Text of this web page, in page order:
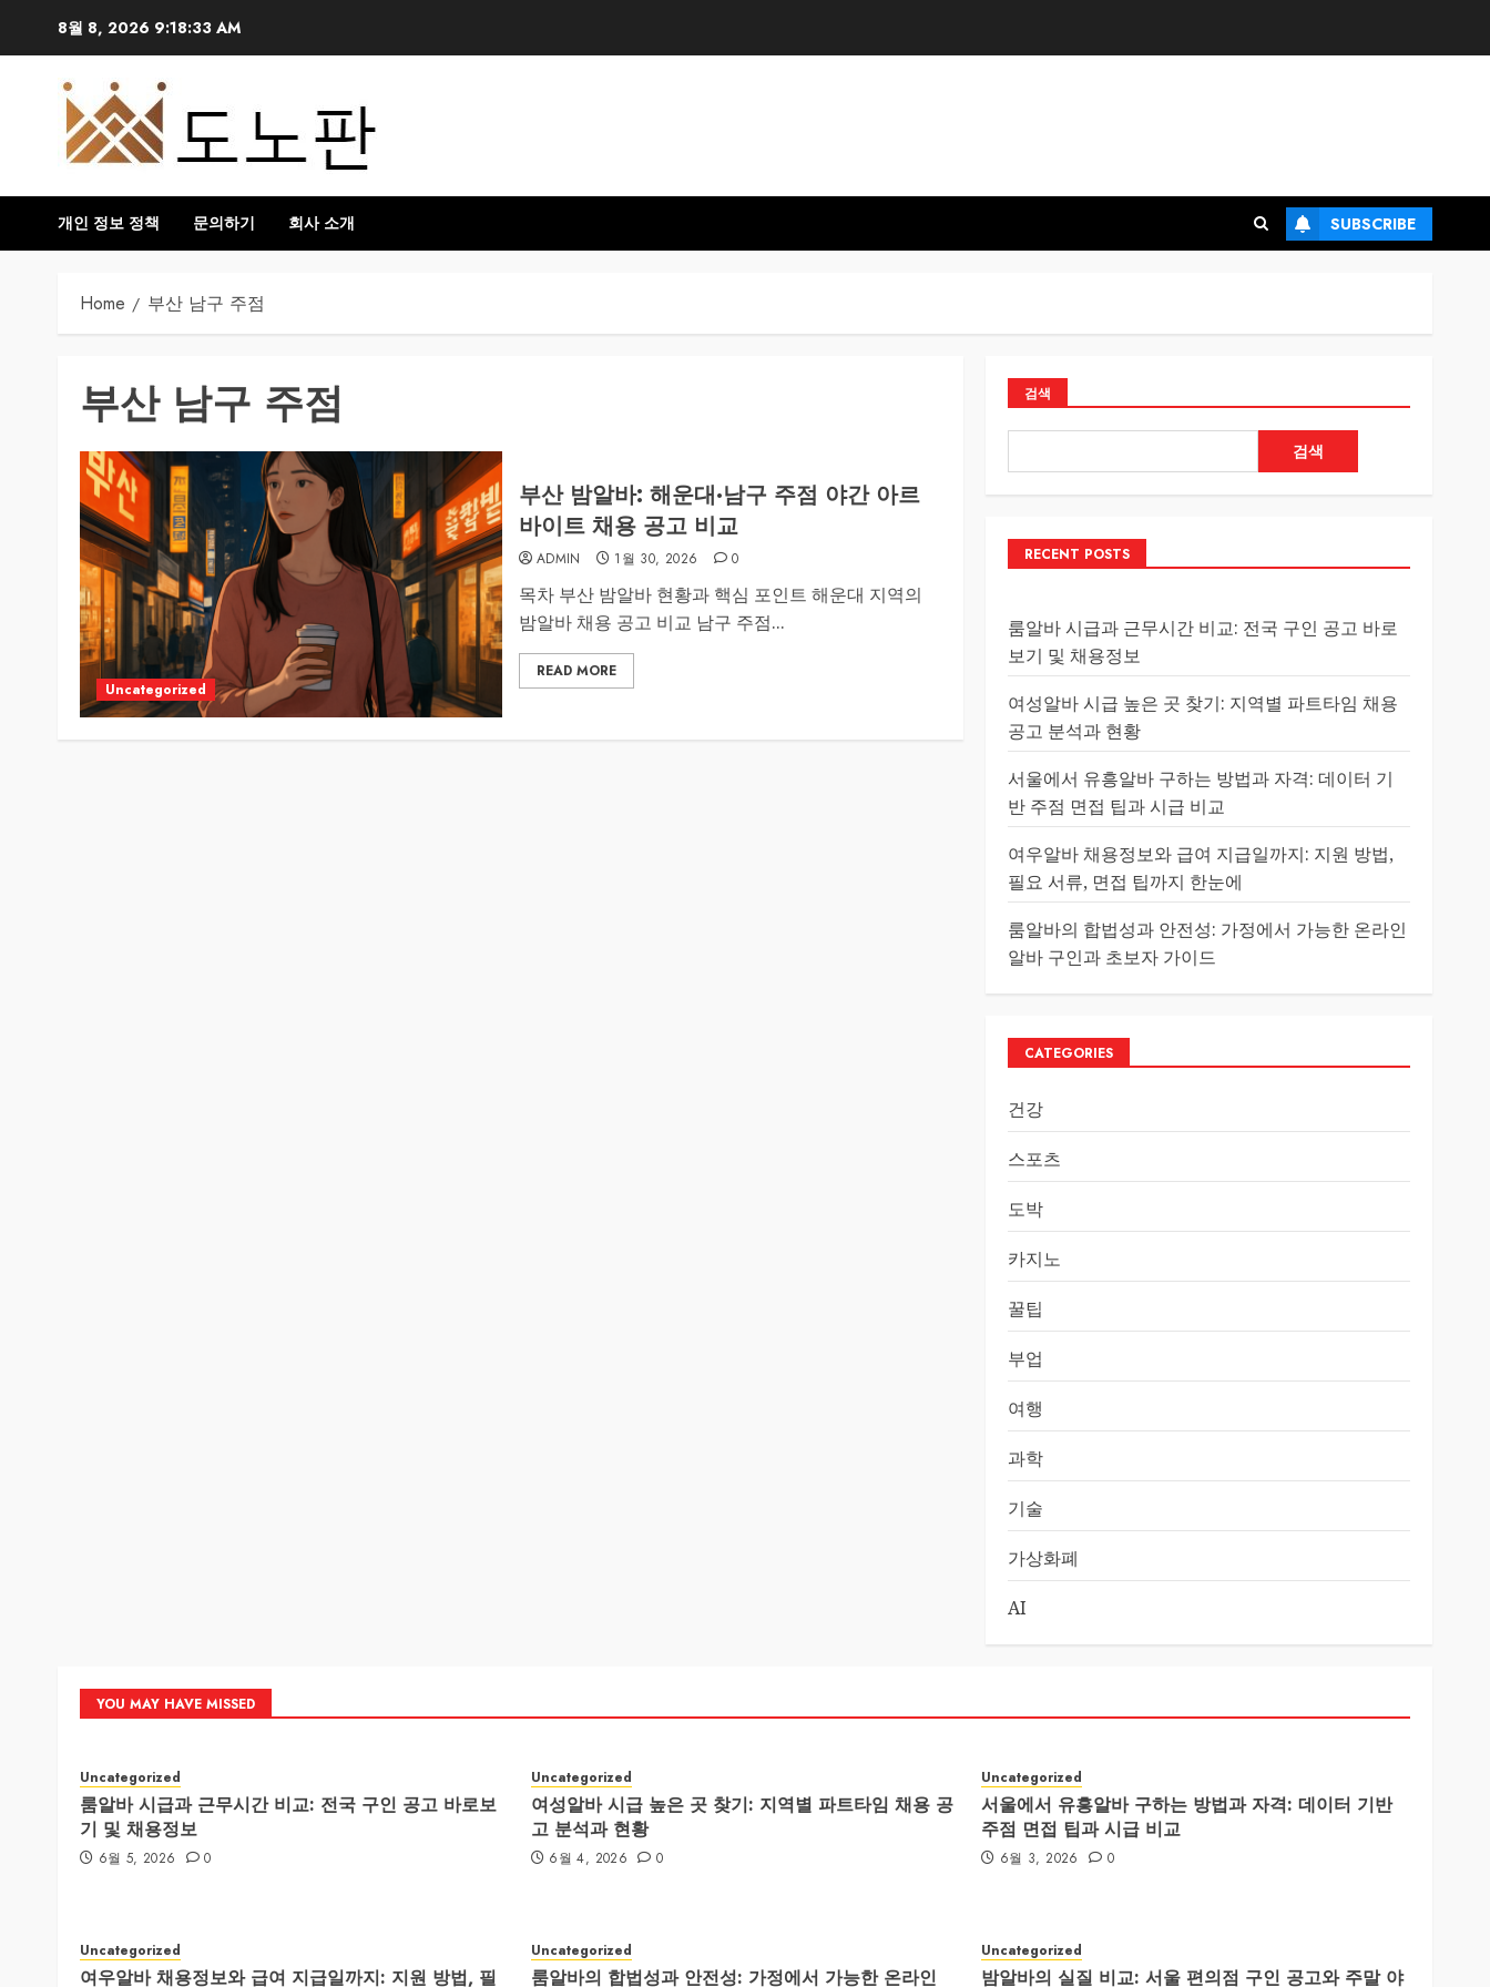
8월 8, 2026 9:18:33 AM
개인 정보 정책 문의하기 회사 소개 SUBSCRIBE
Home 부산 남구 주점
부산 남구 주점
Uncategorized
부산 밤알바: 해운대·남구 주점 야간 아르
바이트 채용 공고 비교
ADMIN 1월 30, 2026 0
목차 부산 밤알바 현황과 핵심 포인트 해운대 지역의
밤알바 채용 공고 비교 남구 주점...
READ MORE
검색
검색
RECENT POSTS
룸알바 시급과 근무시간 비교: 전국 구인 공고 바로
보기 및 채용정보
여성알바 시급 높은 곳 찾기: 지역별 파트타임 채용
공고 분석과 현황
서울에서 유흥알바 구하는 방법과 자격: 데이터 기
반 주점 면접 팁과 시급 비교
여우알바 채용정보와 급여 지급일까지: 지원 방법,
필요 서류, 면접 팁까지 한눈에
룸알바의 합법성과 안전성: 가정에서 가능한 온라인
알바 구인과 초보자 가이드
CATEGORIES
건강
스포츠
도박
카지노
꿀팁
부업
여행
과학
기술
가상화폐
AI
YOU MAY HAVE MISSED
Uncategorized
룸알바 시급과 근무시간 비교: 전국 구인 공고 바로보
기 및 채용정보
6월 5, 2026 0
Uncategorized
여성알바 시급 높은 곳 찾기: 지역별 파트타임 채용 공
고 분석과 현황
6월 4, 2026 0
Uncategorized
서울에서 유흥알바 구하는 방법과 자격: 데이터 기반
주점 면접 팁과 시급 비교
6월 3, 2026 0
Uncategorized
여우알바 채용정보와 급여 지급일까지: 지원 방법, 필
Uncategorized
룸알바의 합법성과 안전성: 가정에서 가능한 온라인
Uncategorized
밤알바의 실질 비교: 서울 편의점 구인 공고와 주말 야